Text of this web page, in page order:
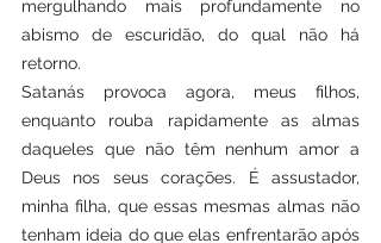
mergulhando mais profundamente no
abismo de escuridão, do qual não há
retorno.
Satanás provoca agora, meus filhos,
enquanto rouba rapidamente as almas
daqueles que não têm nenhum amor a
Deus nos seus corações. É assustador,
minha filha, que essas mesmas almas não
tenham ideia do que elas enfrentarão após